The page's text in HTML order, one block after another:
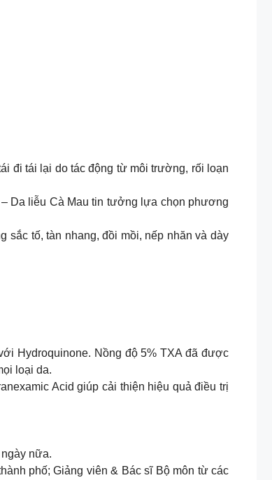
đi tái lại do tác động từ môi trường, rối loạn
Da liễu Cà Mau tin tưởng lựa chọn phương
sắc tố, tàn nhang, đồi mồi, nếp nhăn và dày
Hydroquinone. Nồng độ 5% TXA đã được
loại da.
Acid giúp cải thiện hiệu quả điều trị
nữa.
phố; Giảng viên & Bác sĩ Bộ môn từ các